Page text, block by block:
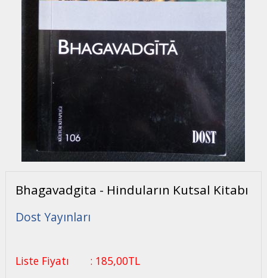
Bhagavadgita - Hinduların Kutsal Kitabı
Dost Yayınları
Liste Fiyatı : 185,00TL